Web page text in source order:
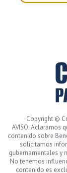
Copyright ©
AVISO: Aclaramos
contenido sobre
solicitamos
gubernamentales y
No tenemos
contenido es